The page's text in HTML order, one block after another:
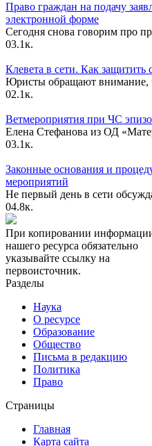
Право граждан на подачу
электронной форме
Сегодня снова говорим про
03.1к.
Клевета в сети. Как защитить
Юристы обращают внимание,
02.1к.
Ветмероприятия при ЧС
Елена Стефанова из ОД
03.1к.
Законные основания и
мероприятий
Не первый день в сети
04.8к.
При копировании
нашего ресурса обязательно
указывайте ссылку на
первоисточник.
Разделы
Наука
О ресурсе
Образование
Общество
Письма в редакцию
Политика
Право
Страницы
Главная
Карта сайта